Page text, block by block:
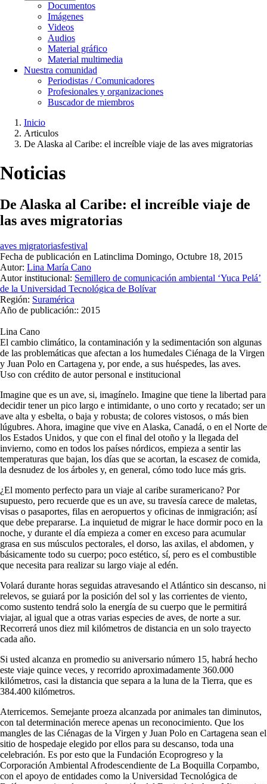
Documentos
Imágenes
Videos
Audios
Material gráfico
Material multimedia
Nuestra comunidad
Periodistas / Comunicadores
Profesionales y organizaciones
Buscador de miembros
Ruta
navegación
Inicio
Articulos
De Alaska al Caribe: el increíble viaje de las aves migratorias
Noticias
De Alaska al Caribe: el increíble viaje de
las aves migratorias
aves migratoriasfestival
Fecha de publicación en Latinclima Domingo, Octubre 18, 2015
Autor: Lina María Cano
Autor institucional: Semillero de comunicación ambiental ‘Yuca Pelá’
de la Universidad Tecnológica de Bolívar
Región: Suramérica
Año de publicación:: 2015
Lina Cano
El cambio climático, la contaminación y la sedimentación son algunas
de las problemáticas que afectan a los humedales Ciénaga de la Virgen
y Juan Polo en Cartagena y, por ende, a sus huéspedes, las aves.
Uso con crédito de autor personal e institucional
Imagine que es un ave, si, imagínelo. Imagine que tiene la libertad para
decidir tener un pico largo e intimidante, o uno corto y recatado; ser un
ave alta y esbelta, o baja y robusta; de colores vistosos, o más bien
lúgubres. Ahora, imagine que vive en Alaska, Canadá, o en el Norte de
los Estados Unidos, y que con el final del otoño y la llegada del
invierno, como en todos los países nórdicos, empieza a sentir las
temperaturas que bajan, los días que se acortan, la escasez de comida,
la desnudez de los árboles y, en general, cómo todo luce más gris.
¿El momento perfecto para un viaje al caribe suramericano? Por
supuesto, pero recuerde que es un ave, su travesía carece de maletas,
visas o pasaportes, filas en aeropuertos y oficinas de inmigración; así
que debe prepararse. La inquietud de migrar le hace dormir poco en la
noche, y durante el día empieza a comer en exceso para acumular
grasa en sus músculos pectorales, el dorso, las axilas, el abdomen, y
básicamente todo su cuerpo; poco estético, sí, pero es el combustible
que necesita para realizar su largo viaje al edén.
Volará durante horas seguidas atravesando el Atlántico sin descanso, ni
relevos, se guiará por la posición del sol y las corrientes de viento,
como sustento tendrá solo la energía de su cuerpo que le permitirá
viajar, al igual que a otras varias especies de aves, de norte a sur.
Recorrerá unos diez mil kilómetros de distancia en un solo trayecto
cada año.
Si usted alcanza en promedio su aniversario número 15, habrá hecho
este viaje quince veces, y recorrido aproximadamente 360.000
kilómetros, casi la distancia que separa a la luna de la Tierra, que es
384.400 kilómetros.
Aterricemos. Semejante proeza alcanzada por animales tan diminutos,
con tal determinación merece apenas un reconocimiento. Que los
mangles de las Ciénagas de la Virgen y Juan Polo en Cartagena sean el
sitio de hospedaje elegido por ellos para su descanso, toda una
celebración. Es por esto que la Fundación Ecoprogreso y la
Corporación Ambiental Afrodescendiente de La Boquilla Corpambo,
con el apoyo de entidades como la Universidad Tecnológica de